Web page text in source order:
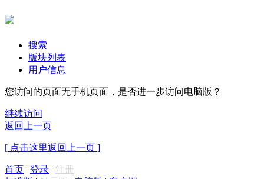
搜索
版块列表
用户信息
您访问的页面无手机页面，是否进一步访问电脑版？
继续访问
返回上一页
[ 点击这里返回上一页 ]
首页 | 登录 | 注册